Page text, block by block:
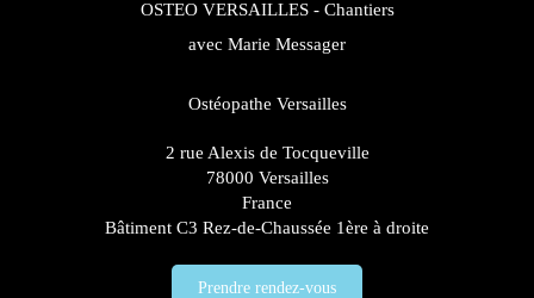
OSTEO VERSAILLES - Chantiers
avec Marie Messager
Ostéopathe Versailles
2 rue Alexis de Tocqueville
78000 Versailles
France
Bâtiment C3 Rez-de-Chaussée 1ère à droite
Prendre rendez-vous